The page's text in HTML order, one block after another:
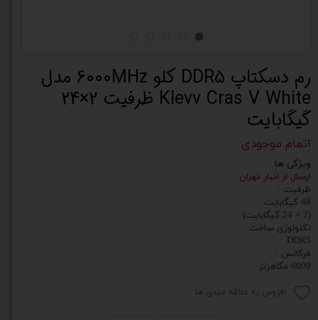
رم دسکتاپ DDR5 کلو 6000MHz مدل
Klevv Cras V White ظرفیت 2×24
گیگابایت
اتمام موجودی
ویژگی ها
ارسال از انبار تهران
ظرفیت :
48 گیگابایت
(2 × 24 گیگابایت)
تکنولوژی ساخت :
DDR5
فرکانس :
6000 مگاهرتز
افزودن به علاقه مندی ها